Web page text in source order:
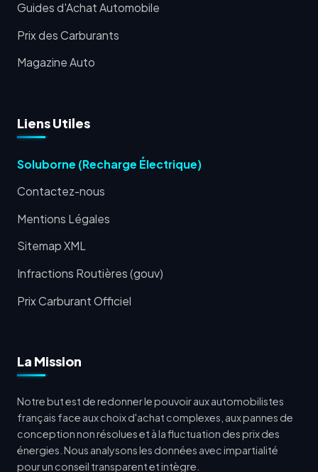
Guides d'Achat Automobile
Prix des Carburants
Magazine Auto
Liens Utiles
Soluborne (Recharge Électrique)
Contactez-nous
Mentions Légales
Sitemap XML
Infractions Routières (gouv)
Prix Carburant Officiel
La Mission
Notre but est de redonner le pouvoir aux automobilistes
français face aux choix d'achat complexes, aux pannes de
conception non résolues et à la fluctuation des prix des
énergies. Nous analysons les données avec impartialité
pour un conseil transparent et intègre.